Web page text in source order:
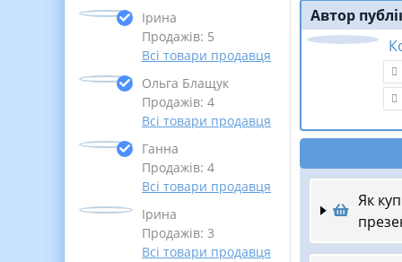
Ірина
Продажів: 5
Всі товари продавця
Ольга Блащук
Продажів: 4
Всі товари продавця
Ганна
Продажів: 4
Всі товари продавця
Ірина
Продажів: 3
Всі товари продавця
Автор
Як